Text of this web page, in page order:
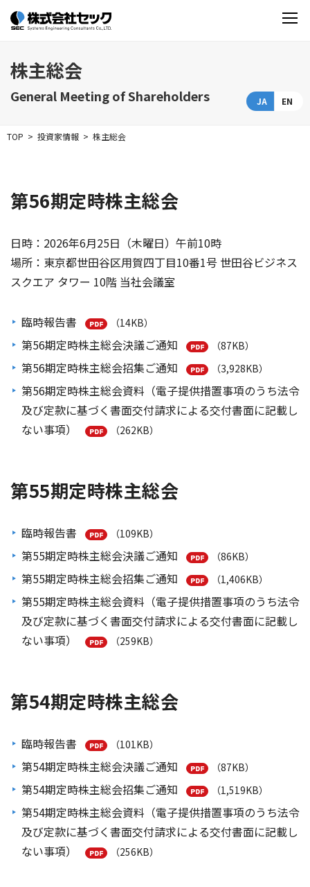
株主総会
General Meeting of Shareholders JA EN
TOP 投資家情報 株主総会
第56期定時株主総会
日時：2026年6月25日（木曜日）午前10時
場所：東京都世田谷区用賀四丁目10番1号 世田谷ビジネス
スクエア タワー 10階 当社会議室
臨時報告書 （14KB）
第56期定時株主総会決議ご通知 （87KB）
第56期定時株主総会招集ご通知 （3,928KB）
第56期定時株主総会資料（電子提供措置事項のうち法令
及び定款に基づく書面交付請求による交付書面に記載し
ない事項）
（262KB）
第55期定時株主総会
臨時報告書 （109KB）
第55期定時株主総会決議ご通知 （86KB）
第55期定時株主総会招集ご通知 （1,406KB）
第55期定時株主総会資料（電子提供措置事項のうち法令
及び定款に基づく書面交付請求による交付書面に記載し
ない事項）
（259KB）
第54期定時株主総会
臨時報告書 （101KB）
第54期定時株主総会決議ご通知 （87KB）
第54期定時株主総会招集ご通知 （1,519KB）
第54期定時株主総会資料（電子提供措置事項のうち法令
及び定款に基づく書面交付請求による交付書面に記載し
ない事項）
（256KB）